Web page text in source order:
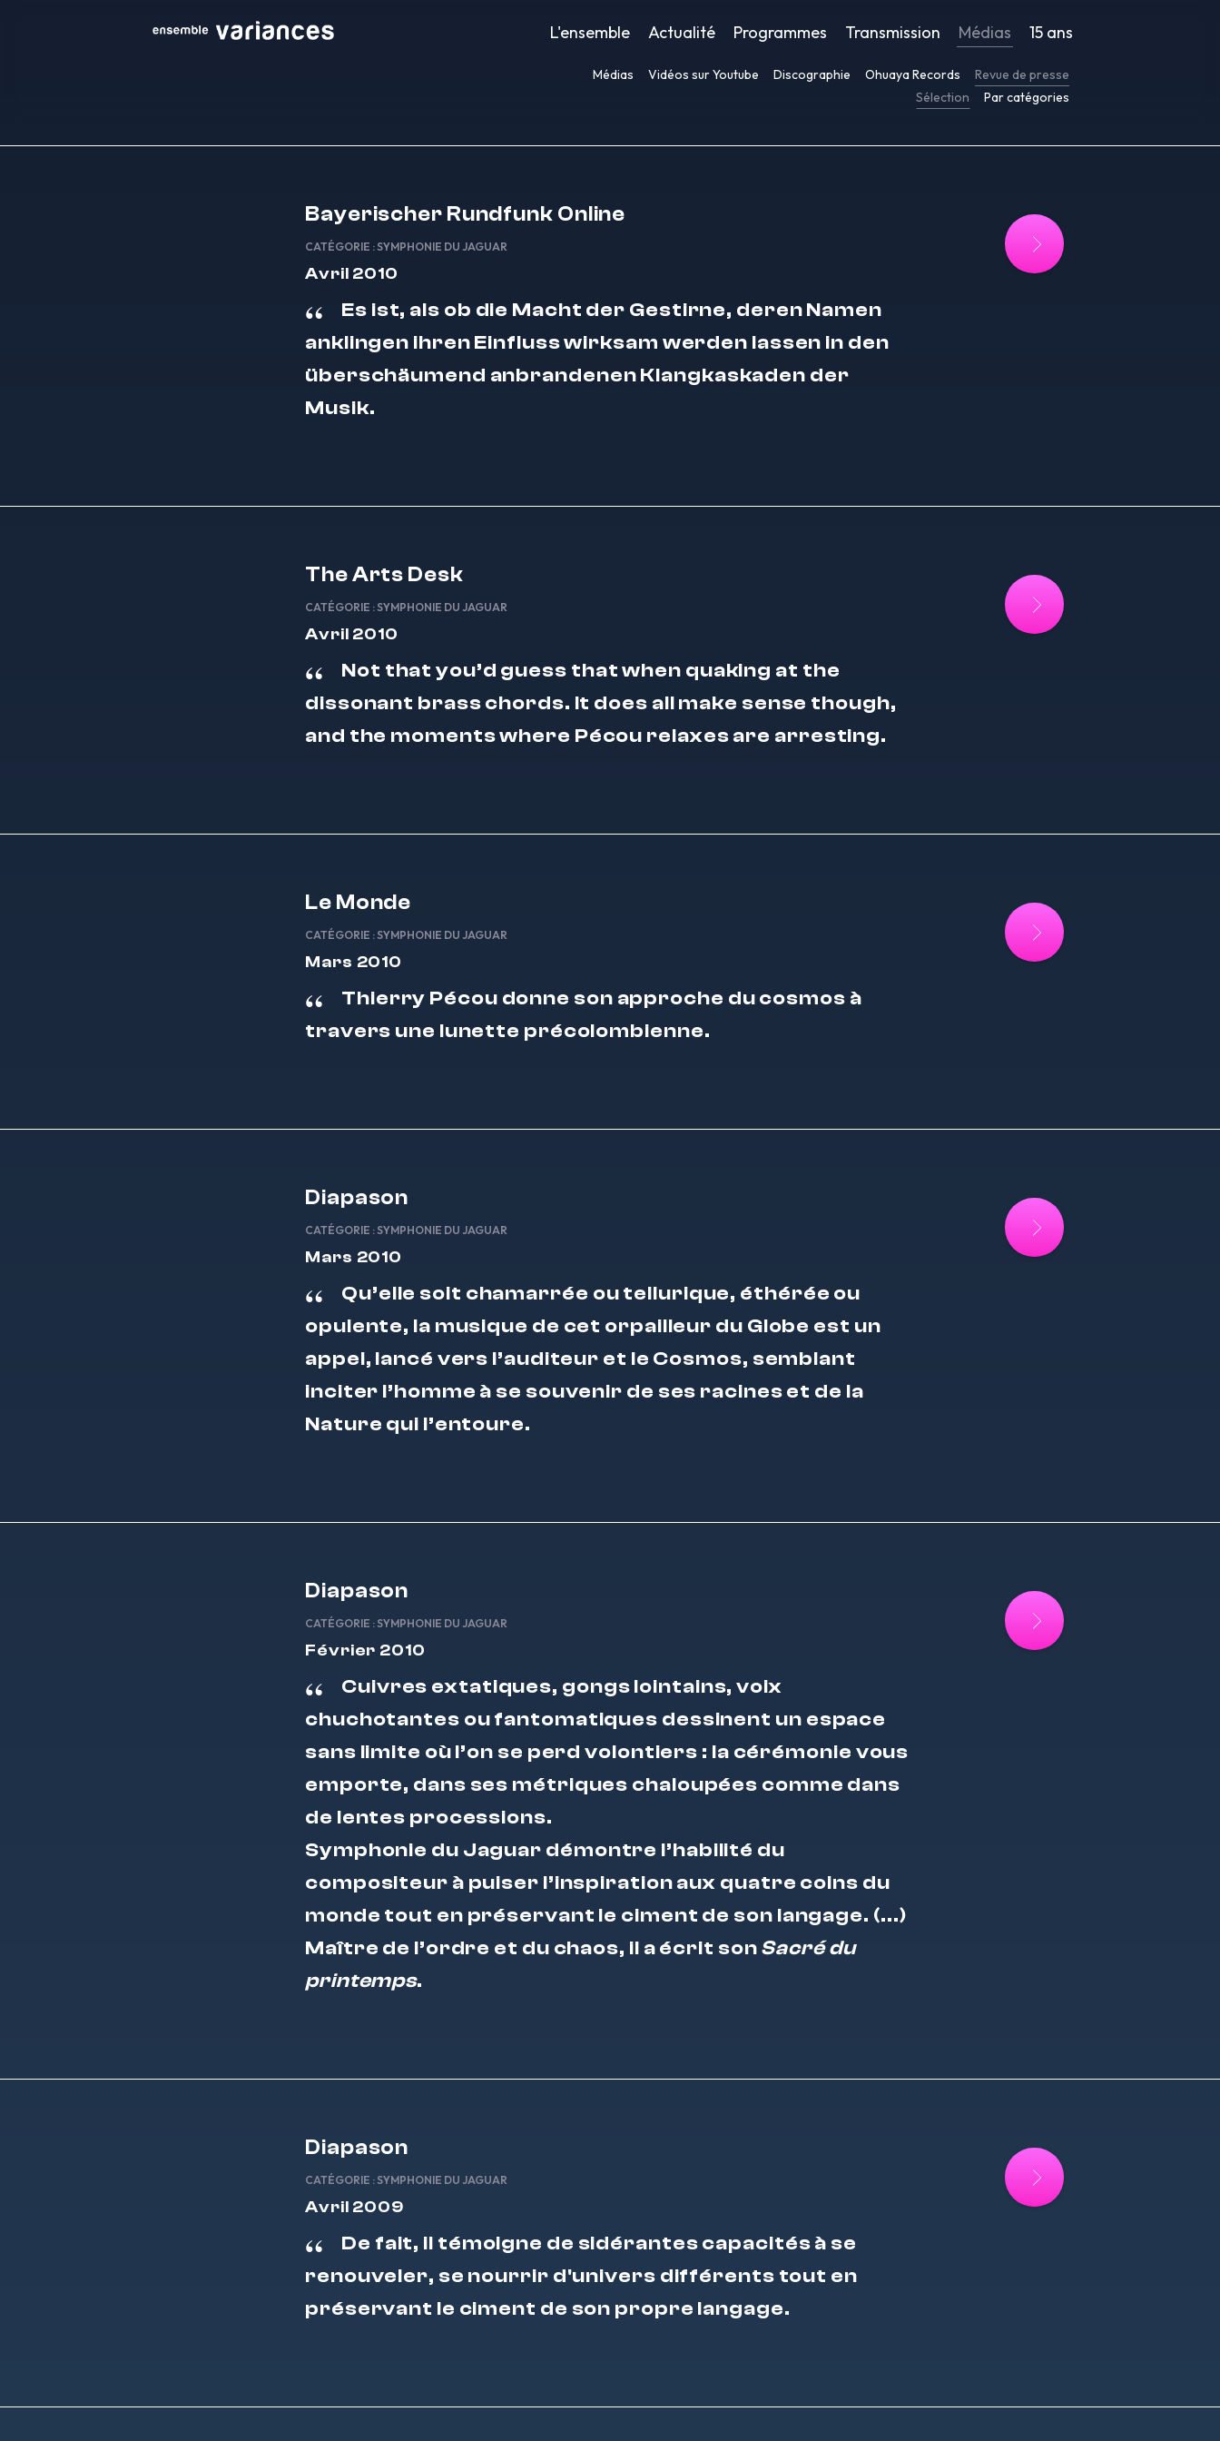
L'ensemble Actualité Programmes Transmission Médias 15 ans
Médias Vidéos sur Youtube Discographie Ohuaya Records
Revue de presse
Sélection
Par catégories
Bayerischer Rundfunk Online
CATÉGORIE :SYMPHONIE DU JAGUAR
Avril 2010
Es ist, als ob die Macht der Gestirne, deren Namen
anklingen ihren Einfluss wirksam werden lassen in den
überschäumend anbrandenen Klangkaskaden der
Musik.
The Arts Desk
CATÉGORIE :SYMPHONIE DU JAGUAR
Avril 2010
Not that you’d guess that when quaking at the
dissonant brass chords. It does all make sense though,
and the moments where Pécou relaxes are arresting.
Le Monde
CATÉGORIE :SYMPHONIE DU JAGUAR
Mars 2010
Thierry Pécou donne son approche du cosmos à
travers une lunette précolombienne.
Diapason
CATÉGORIE :SYMPHONIE DU JAGUAR
Mars 2010
Qu’elle soit chamarrée ou tellurique, éthérée ou
opulente, la musique de cet orpailleur du Globe est un
appel, lancé vers l’auditeur et le Cosmos, semblant
inciter l’homme à se souvenir de ses racines et de la
Nature qui l’entoure.
Diapason
CATÉGORIE :SYMPHONIE DU JAGUAR
Février 2010
Cuivres extatiques, gongs lointains, voix
chuchotantes ou fantomatiques dessinent un espace
sans limite où l’on se perd volontiers : la cérémonie vous
emporte, dans ses métriques chaloupées comme dans
de lentes processions.
Symphonie du Jaguar démontre l’habilité du
compositeur à puiser l’inspiration aux quatre coins du
monde tout en préservant le ciment de son langage. (...)
Maître de l’ordre et du chaos, il a écrit sonSacré du
printemps.
Diapason
CATÉGORIE :SYMPHONIE DU JAGUAR
Avril 2009
De fait, il témoigne de sidérantes capacités à se
renouveler, se nourrir d'univers différents tout en
préservant le ciment de son propre langage.